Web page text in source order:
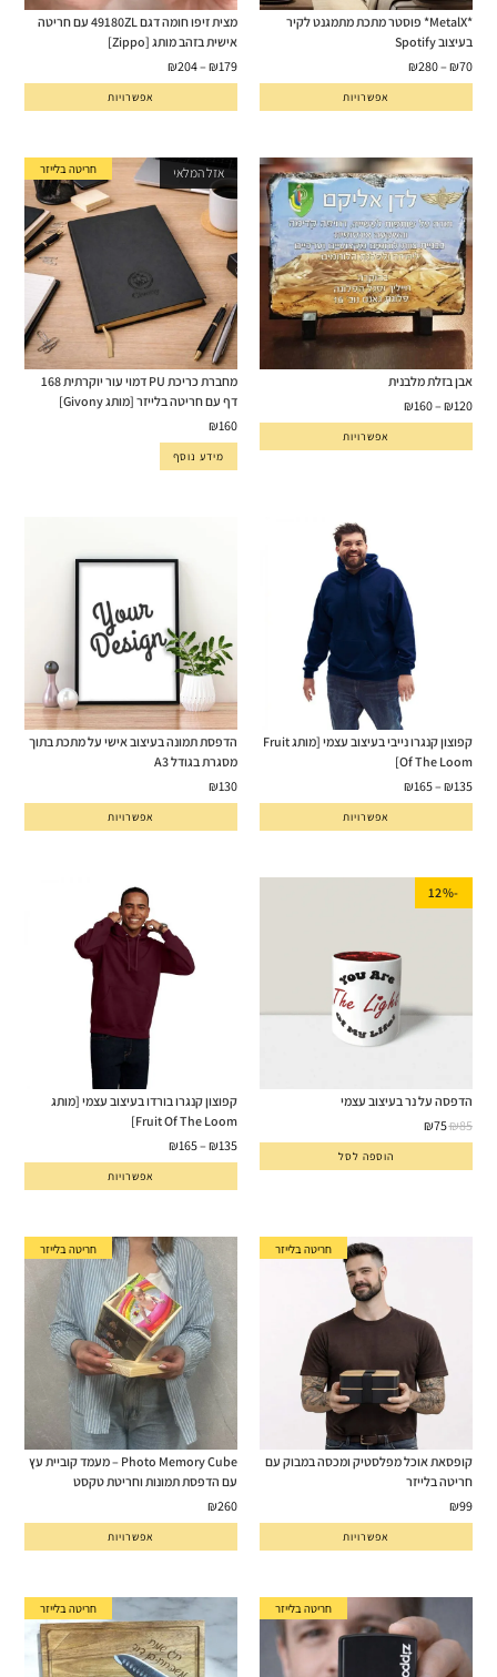
*MetalX* פוסטר מתכת מתמגנט לקיר
בעיצוב Spotify
₪70
–
₪280
אפשרויות
מצית זיפו חומה דגם 49180ZL עם חריטה
אישית בזהב מותג [Zippo]
₪179
–
₪204
אפשרויות
אבן בזלת מלבנית
₪120
–
₪160
אפשרויות
חריטה בלייזר אזל המלאי
מחברת כריכת PU דמוי עור יוקרתית 168
דף עם חריטה בלייזר [מותג Givony]
₪160
מידע נוסף
קפוצון קנגרו נייבי בעיצוב עצמי [מותג Fruit
Of The Loom]
₪135
–
₪165
אפשרויות
הדפסת תמונה בעיצוב אישי על מתכת בתוך
מסגרת בגודל A3
₪130
אפשרויות
-12%
הדפסה על נר בעיצוב עצמי
₪85
₪75
הוספה לסל
קפוצון קנגרו בורדו בעיצוב עצמי [מותג
Fruit Of The Loom]
₪135
–
₪165
אפשרויות
חריטה בלייזר
קופסאת אוכל מפלסטיק ומכסה במבוק עם
חריטה בלייזר
₪99
אפשרויות
חריטה בלייזר
Photo Memory Cube – מעמד קוביית עץ
עם הדפסת תמונות וחריטת טקסט
₪260
אפשרויות
חריטה בלייזר חריטה בלייזר